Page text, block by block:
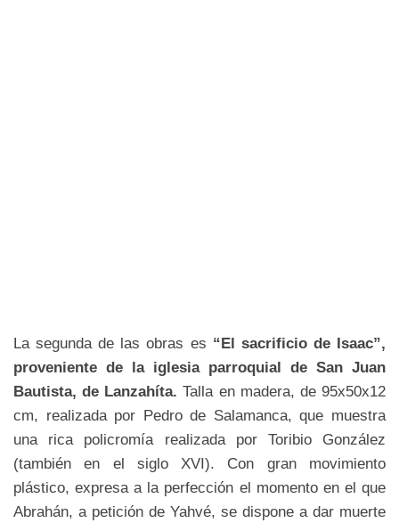
La segunda de las obras es “El sacrificio de Isaac”,
proveniente de la iglesia parroquial de San Juan
Bautista, de Lanzahíta. Talla en madera, de 95x50x12
cm, realizada por Pedro de Salamanca, que muestra
una rica policromía realizada por Toribio González
(también en el siglo XVI). Con gran movimiento
plástico, expresa a la perfección el momento en el que
Abrahán, a petición de Yahvé, se dispone a dar muerte